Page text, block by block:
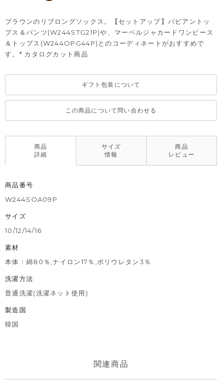
ブラウンのリブロングソックス。【セットアップ】パビアントッ
プス＆パンツ(W244STG21P)や、マーベルジャカードワンピース
＆トップス(W244OPG44P)とのコーディネートがおすすめで
す。* カタログカット商品
ギフト包装について
この商品について問い合わせる
商品
詳細
サイズ
情報
商品
レビュー
商品番号
W244SOA09P
サイズ
10/12/14/16
素材
本体：綿80％,ナイロン17％,ポリウレタン3％
洗濯方法
普通洗濯(洗濯ネット使用)
製造国
韓国